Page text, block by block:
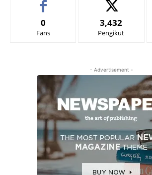
0
Fans
3,432
Pengikut
- Advertisement -